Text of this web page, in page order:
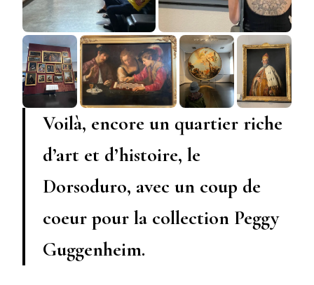
Voilà, encore un quartier riche
d’art et d’histoire, le
Dorsoduro, avec un coup de
coeur pour la collection Peggy
Guggenheim.